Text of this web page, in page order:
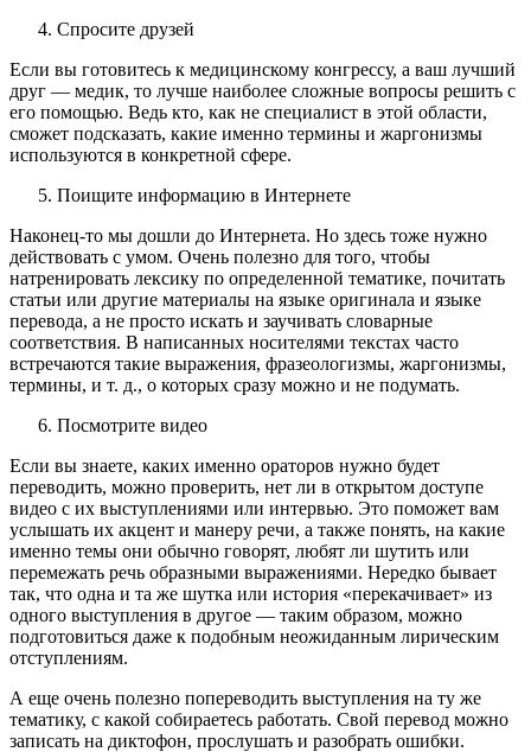
Спросите друзей
Если вы готовитесь к медицинскому конгрессу, а ваш лучший
друг — медик, то лучше наиболее сложные вопросы решить с
его помощью. Ведь кто, как не специалист в этой области,
сможет подсказать, какие именно термины и жаргонизмы
используются в конкретной сфере.
Поищите информацию в Интернете
Наконец-то мы дошли до Интернета. Но здесь тоже нужно
действовать с умом. Очень полезно для того, чтобы
натренировать лексику по определенной тематике, почитать
статьи или другие материалы на языке оригинала и языке
перевода, а не просто искать и заучивать словарные
соответствия. В написанных носителями текстах часто
встречаются такие выражения, фразеологизмы, жаргонизмы,
термины, и т. д., о которых сразу можно и не подумать.
Посмотрите видео
Если вы знаете, каких именно ораторов нужно будет
переводить, можно проверить, нет ли в открытом доступе
видео с их выступлениями или интервью. Это поможет вам
услышать их акцент и манеру речи, а также понять, на какие
именно темы они обычно говорят, любят ли шутить или
перемежать речь образными выражениями. Нередко бывает
так, что одна и та же шутка или история «перекачивает» из
одного выступления в другое — таким образом, можно
подготовиться даже к подобным неожиданным лирическим
отступлениям.
А еще очень полезно попереводить выступления на ту же
тематику, с какой собираетесь работать. Свой перевод можно
записать на диктофон, прослушать и разобрать ошибки.